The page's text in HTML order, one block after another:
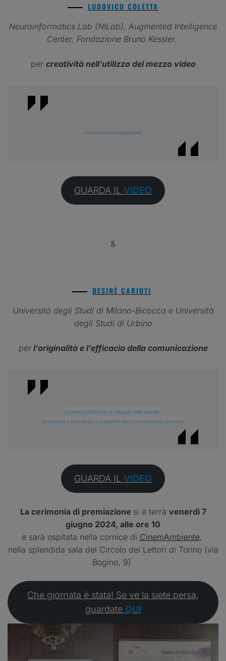
LUDOVICO COLETTA
Neuroinformatics Lab (NILab), Augmented Intelligence
Center, Fondazione Bruno Kessler.
per creatività nell’utilizzo del mezzo video
Una scoperta inaspettata
GUARDA IL VIDEO
&
DESIRÈ CARIOTI
Università degli Studi di Milano-Bicocca e Università
degli Studi di Urbino
perl’originalità e l’efficacia della comunicazione
Scoprire i DSA con un viaggio nello spazio:
inclusione e tecnologia a supporto del riconoscimento precoce
GUARDA IL VIDEO
La cerimonia di premiazione si è terrà venerdì 7
giugno 2024, alle ore 10
e sarà ospitata nella cornice di CinemAmbiente,
nella splendida sala del Circolo dei Lettori di Torino (via
Bogino, 9)
Che giornata è stata! Se ve la siete persa,
guardate QUI